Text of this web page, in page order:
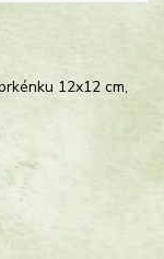
12x12 cm,